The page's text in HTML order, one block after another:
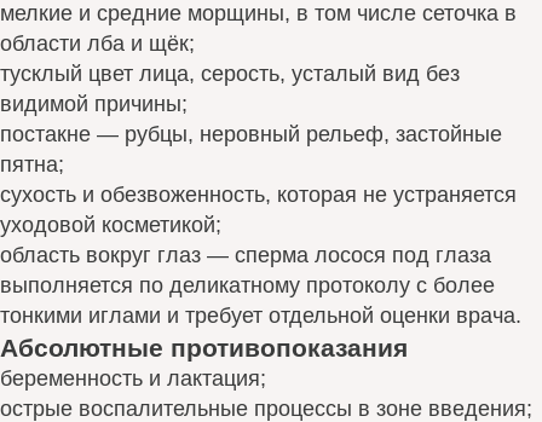
мелкие и средние морщины, в том числе сеточка в
области лба и щёк;
тусклый цвет лица, серость, усталый вид без
видимой причины;
постакне — рубцы, неровный рельеф, застойные
пятна;
сухость и обезвоженность, которая не устраняется
уходовой косметикой;
область вокруг глаз — сперма лосося под глаза
выполняется по деликатному протоколу с более
тонкими иглами и требует отдельной оценки врача.
Абсолютные противопоказания
беременность и лактация;
острые воспалительные процессы в зоне введения;